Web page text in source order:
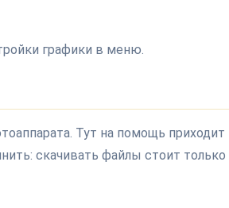
графики в меню.
Тут на помощь приходит
скачивать файлы стоит только